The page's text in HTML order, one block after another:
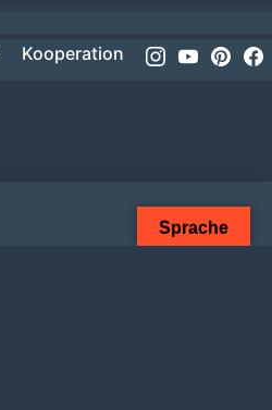
Kooperation Instagram
Youtube
Sprache